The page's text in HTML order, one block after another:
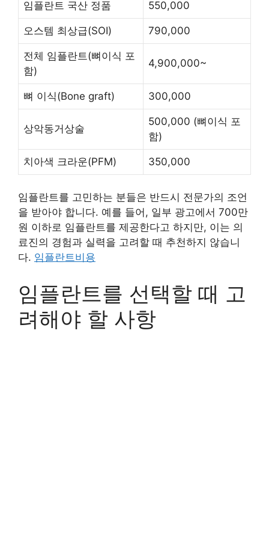
임플란트 국산 정품 550,000
오스템 최상급(SOI) 790,000
전체 임플란트(뼈이식 포
함)
4,900,000~
뼈 이식(Bone graft) 300,000
상악동거상술
500,000 (뼈이식 포
함)
치아색 크라운(PFM) 350,000
임플란트를 고민하는 분들은 반드시 전문가의 조언
을 받아야 합니다. 예를 들어, 일부 광고에서 700만
원 이하로 임플란트를 제공한다고 하지만, 이는 의
료진의 경험과 실력을 고려할 때 추천하지 않습니
다. 임플란트비용
임플란트를 선택할 때 고
려해야 할 사항